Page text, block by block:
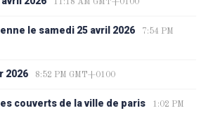
11:18 AM GMT+0100
le samedi 25 avril 2026
7:54 PM
2026 8:52 PM GMT+0100
couverts de la ville de paris
1:02 PM